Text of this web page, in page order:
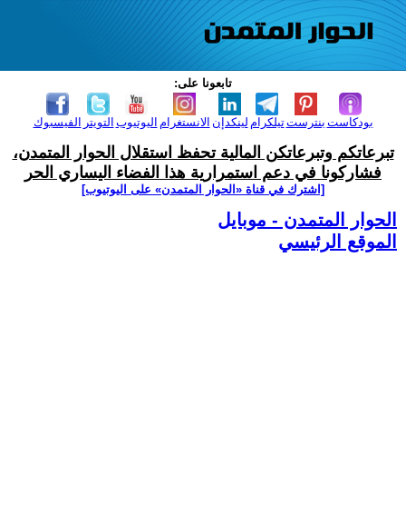
تابعونا على:
الفيسبوك التويتر اليوتيوب الانستغرام لينكدإن تيلكرامبنترست بودكاست
تبرعاتكم وتبرعاتكن المالية تحفظ استقلال الحوار المتمدن،
فشاركونا في دعم استمرارية هذا الفضاء اليساري الحر
[اشترك في قناة ‫«الحوار المتمدن» على اليوتيوب]
الحوار المتمدن - موبايل
الموقع الرئيسي